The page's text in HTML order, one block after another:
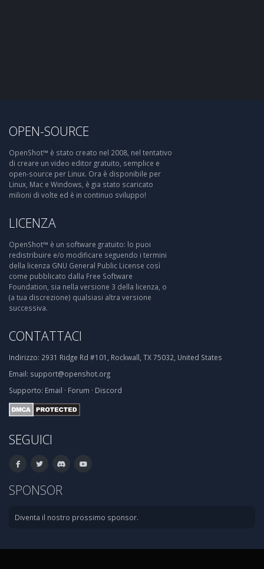
OPEN-SOURCE
OpenShot™ è stato creato nel 2008, nel tentativo
di creare un video editor gratuito, semplice e
open-source per Linux. Ora è disponibile per
Linux, Mac e Windows, è gia stato scaricato
milioni di volte ed è in continuo sviluppo!
LICENZA
OpenShot™ è un software gratuito: lo puoi
redistribuire e/o modificare seguendo i termini
della licenza GNU General Public License così
come pubblicato dalla Free Software
Foundation, sia nella versione 3 della licenza, o
(a tua discrezione) qualsiasi altra versione
successiva.
CONTATTACI
Indirizzo: 2931 Ridge Rd #101, Rockwall, TX 75032, United States
Email: support@openshot.org
Supporto: Email · Forum · Discord
SEGUICI
SPONSOR
Diventa il nostro prossimo sponsor.